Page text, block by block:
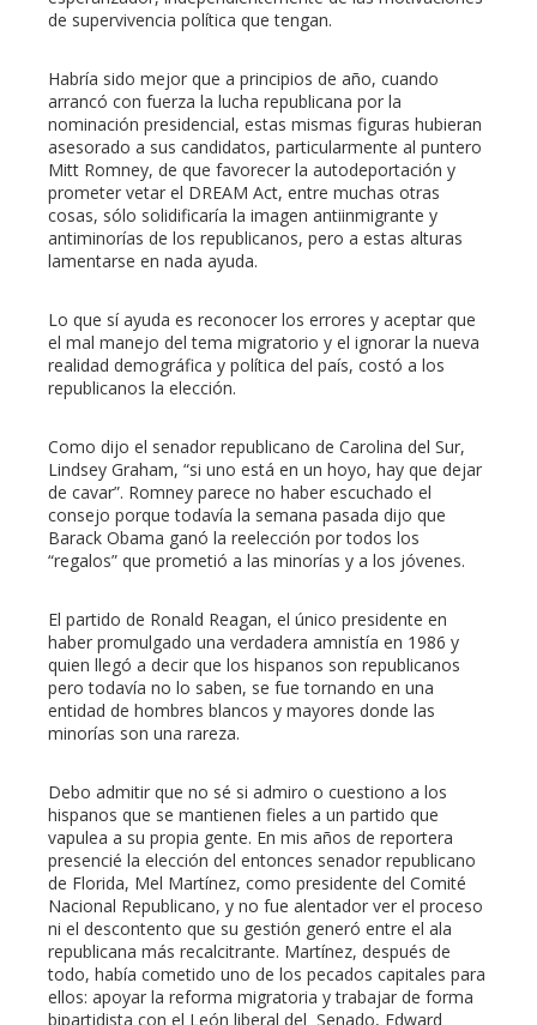
de supervivencia política que tengan.
Habría sido mejor que a principios de año, cuando
arrancó con fuerza la lucha republicana por la
nominación presidencial, estas mismas figuras hubieran
asesorado a sus candidatos, particularmente al puntero
Mitt Romney, de que favorecer la autodeportación y
prometer vetar el DREAM Act, entre muchas otras
cosas, sólo solidificaría la imagen antiinmigrante y
antiminorías de los republicanos, pero a estas alturas
lamentarse en nada ayuda.
Lo que sí ayuda es reconocer los errores y aceptar que
el mal manejo del tema migratorio y el ignorar la nueva
realidad demográfica y política del país, costó a los
republicanos la elección.
Como dijo el senador republicano de Carolina del Sur,
Lindsey Graham, “si uno está en un hoyo, hay que dejar
de cavar”. Romney parece no haber escuchado el
consejo porque todavía la semana pasada dijo que
Barack Obama ganó la reelección por todos los
“regalos” que prometió a las minorías y a los jóvenes.
El partido de Ronald Reagan, el único presidente en
haber promulgado una verdadera amnistía en 1986 y
quien llegó a decir que los hispanos son republicanos
pero todavía no lo saben, se fue tornando en una
entidad de hombres blancos y mayores donde las
minorías son una rareza.
Debo admitir que no sé si admiro o cuestiono a los
hispanos que se mantienen fieles a un partido que
vapulea a su propia gente. En mis años de reportera
presencié la elección del entonces senador republicano
de Florida, Mel Martínez, como presidente del Comité
Nacional Republicano, y no fue alentador ver el proceso
ni el descontento que su gestión generó entre el ala
republicana más recalcitrante. Martínez, después de
todo, había cometido uno de los pecados capitales para
ellos: apoyar la reforma migratoria y trabajar de forma
bipartidista con el León liberal del Senado, Edward